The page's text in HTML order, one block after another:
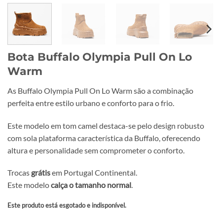
Bota Buffalo Olympia Pull On Lo
Warm
As Buffalo Olympia Pull On Lo Warm são a combinação
perfeita entre estilo urbano e conforto para o frio.
Este modelo em tom camel destaca-se pelo design robusto
com sola plataforma característica da Buffalo, oferecendo
altura e personalidade sem comprometer o conforto.
Trocas grátisem Portugal Continental.
Este modelocalça o tamanho normal.
Este produto está esgotado e indisponível.
Alternative: